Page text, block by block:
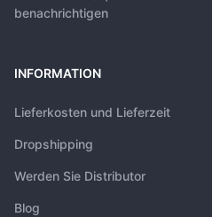
benachrichtigen
INFORMATION
Lieferkosten und Lieferzeit
Dropshipping
Werden Sie Distributor
Blog